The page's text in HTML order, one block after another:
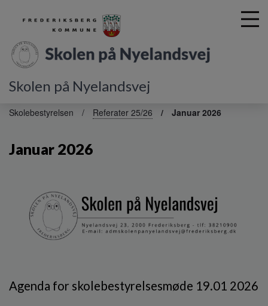
Skolen på Nyelandsvej
Skolebestyrelsen Referater 25/26 Januar 2026
Januar 2026
Agenda for skolebestyrelsesmøde 19.01 2026